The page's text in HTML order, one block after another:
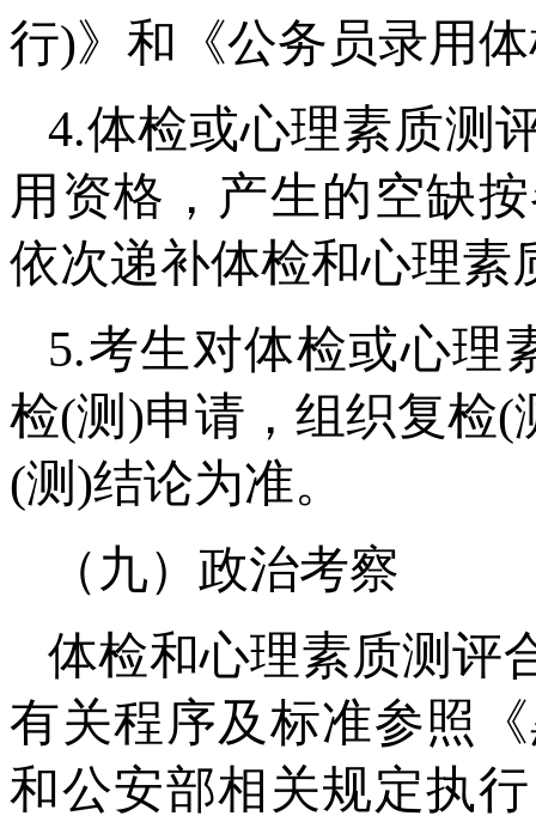
行)》和《公务员录用
4.体检或心理素质测
用资格，产生的空缺
依次递补体检和心理素
5.考生对体检或心理
检(测)申请，组织复检(
(测)结论为准。
（九）政治考察
体检和心理素质测评
有关程序及标准参照
和公安部相关规定执